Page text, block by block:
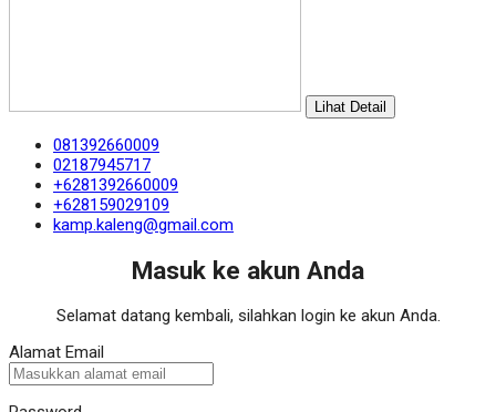
Lihat Detail
081392660009
02187945717
+6281392660009
+628159029109
kamp.kaleng@gmail.com
Masuk ke akun Anda
Selamat datang kembali, silahkan login ke akun Anda.
Alamat Email